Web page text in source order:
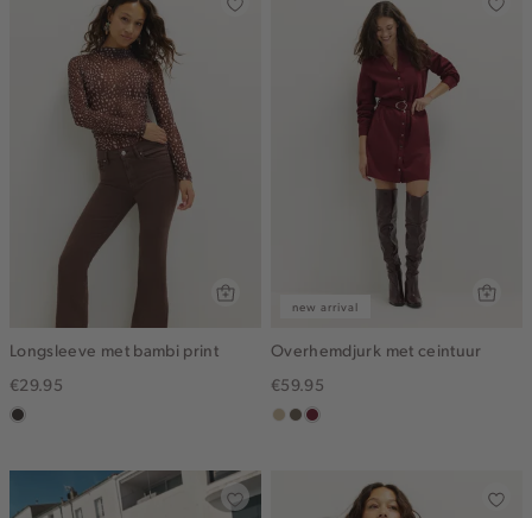
Longsleeve met bambi print
€29.95
choco
new arrival
Overhemdjurk met ceintuur
€59.95
lichtzand
middenbruin
bordeaux